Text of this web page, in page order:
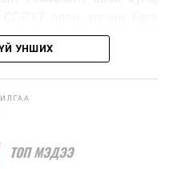
өр, орон нутгийн нөөц
үргэлжлүүлэхээр
болсон байна.
УНШИХ
ТОП МЭДЭЭ